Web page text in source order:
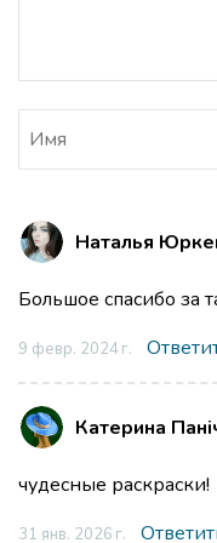
Наталья
Большое спасибо за
9 февр. 2024 г.
Катерина
чудесные раскраски!
31 янв. 2026 г.